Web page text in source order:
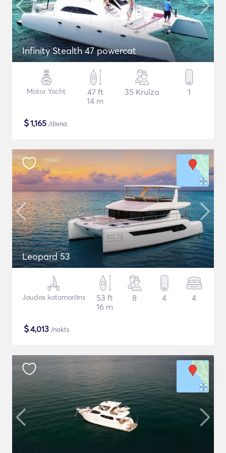
Infinity Stealth 47 powercat
Motor Yacht
47 ft
14 m
35 Kruīza 1
$1,165 /diena
Leopard 53
Jaudas katamarāns
53 ft
16 m
8 4 4
$4,013 /nakts